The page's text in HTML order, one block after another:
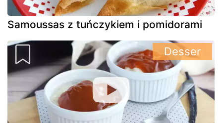
Samoussas z tuńczykiem i pomidorami
Desser